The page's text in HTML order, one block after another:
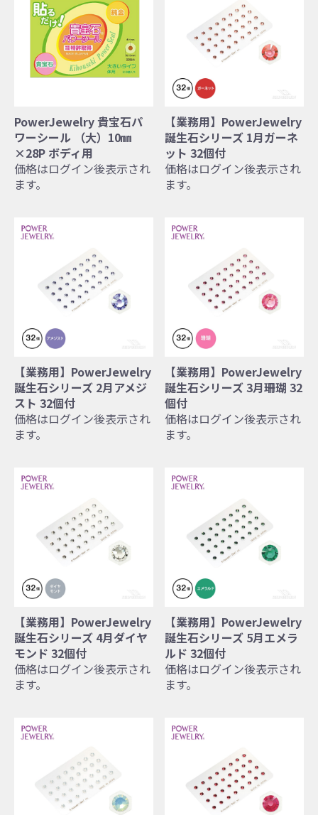
PowerJewelry 貴宝石パ
ワーシール （大）10㎜
×28P ボディ用
価格はログイン後表示され
ます。
【業務用】PowerJewelry
誕生石シリーズ 1月ガーネ
ット 32個付
価格はログイン後表示され
ます。
【業務用】PowerJewelry
誕生石シリーズ 2月アメジ
スト 32個付
価格はログイン後表示され
ます。
【業務用】PowerJewelry
誕生石シリーズ 3月珊瑚 32
個付
価格はログイン後表示され
ます。
【業務用】PowerJewelry
誕生石シリーズ 4月ダイヤ
モンド 32個付
価格はログイン後表示され
ます。
【業務用】PowerJewelry
誕生石シリーズ 5月エメラ
ルド 32個付
価格はログイン後表示され
ます。